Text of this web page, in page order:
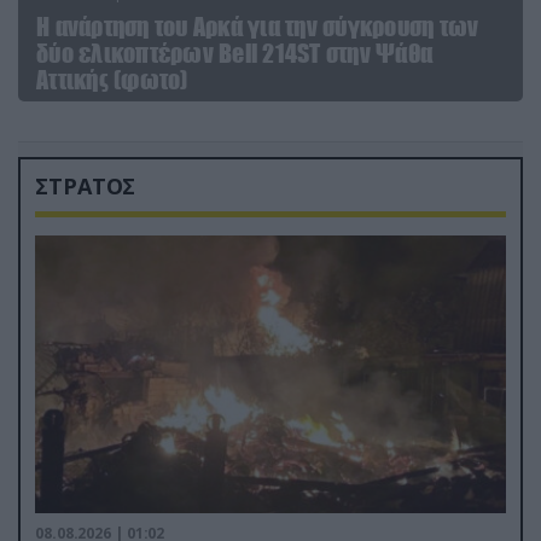
Η ανάρτηση του Αρκά για την σύγκρουση των
δύο ελικοπτέρων Bell 214ST στην Ψάθα
Αττικής (φωτο)
ΣΤΡΑΤΟΣ
08.08.2026 | 01:02